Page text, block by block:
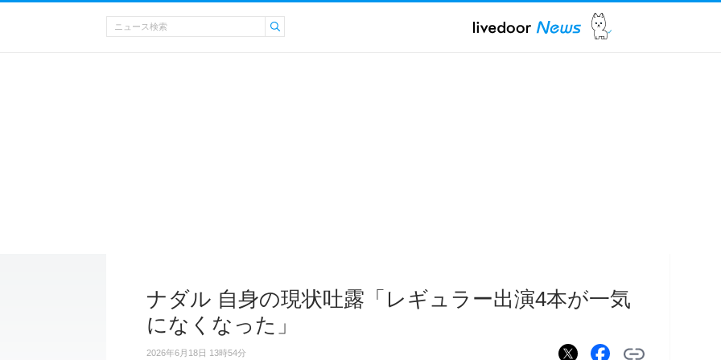
ナダル 自身の現状吐露「レギュラー出演4本が一気
になくなった」
2026年6月18日 13時54分